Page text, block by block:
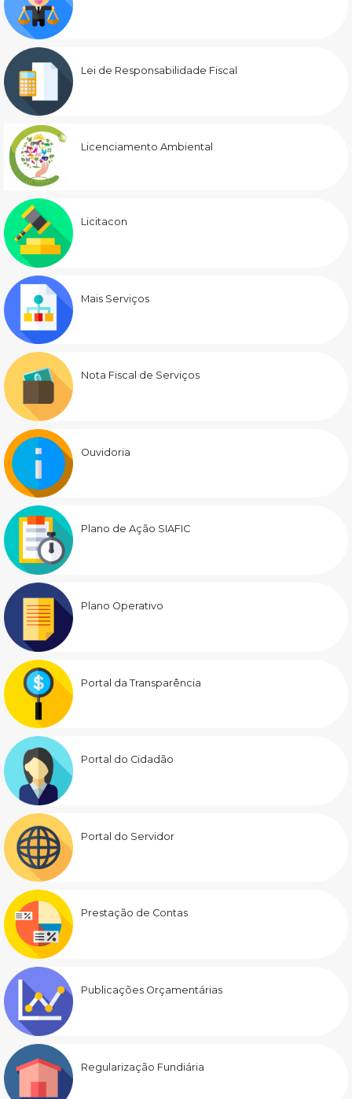
Lei de Responsabilidade Fiscal
Licenciamento Ambiental
Licitacon
Mais Serviços
Nota Fiscal de Serviços
Ouvidoria
Plano de Ação SIAFIC
Plano Operativo
Portal da Transparência
Portal do Cidadão
Portal do Servidor
Prestação de Contas
Publicações Orçamentárias
Regularização Fundiária